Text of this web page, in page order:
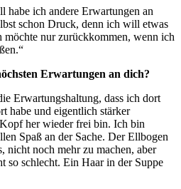
habe ich andere Erwartungen an
schon Druck, denn ich will etwas
nur zurückkommen, wenn ich
Erwartungen an dich?
Erwartungshaltung, dass ich dort
habe und eigentlich stärker
her wieder frei bin. Ich bin
Spaß an der Sache. Der Ellbogen
nicht noch mehr zu machen, aber
so schlecht. Ein Haar in der Suppe